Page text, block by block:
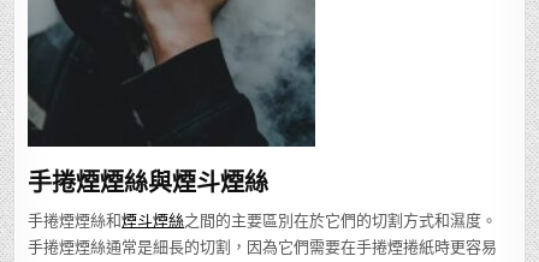
手捲煙煙絲與煙斗煙絲
手捲煙煙絲和煙斗煙絲之間的主要區別在於它們的切割方式和濕度。
手捲煙煙絲通常是細長的切割，因為它們需要在手捲煙捲紙時更容易